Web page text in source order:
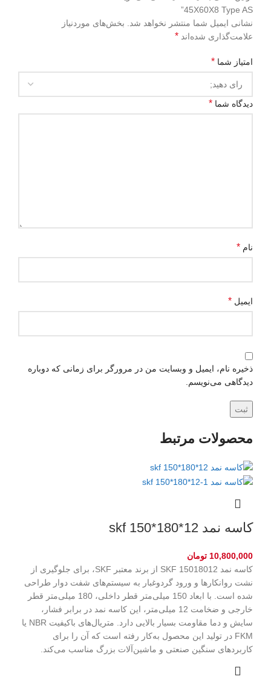
45X60X8 Type AS”
نشانی ایمیل شما منتشر نخواهد شد.
بخش‌های موردنیاز
علامت‌گذاری شده‌اند *
امتیاز شما *
دیدگاه شما *
نام *
ایمیل *
ذخیره نام، ایمیل و وبسایت من در مرورگر برای زمانی که دوباره
دیدگاهی می‌نویسم.
محصولات مرتبط
کاسه نمد skf 150*180*12
10,800,000 تومان
کاسه نمد SKF 15018012 از برند معتبر SKF، برای جلوگیری از
نشت روانکارها و ورود گردوغبار به سیستم‌های شفت دوار طراحی
شده است. با ابعاد 150 میلی‌متر قطر داخلی، 180 میلی‌متر قطر
خارجی و ضخامت 12 میلی‌متر، این کاسه نمد در برابر فشار،
سایش و دما مقاومت بسیار بالایی دارد. متریال‌های باکیفیت NBR یا
FKM در تولید این محصول به‌کار رفته است که آن را برای
کاربردهای سنگین صنعتی و ماشین‌آلات بزرگ مناسب می‌کند.